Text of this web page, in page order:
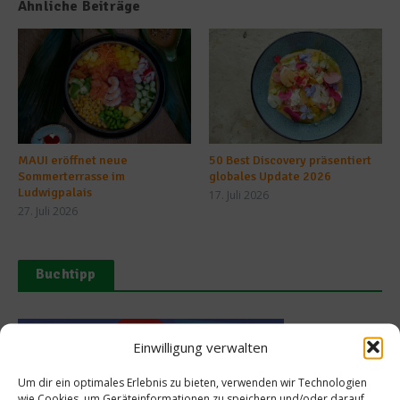
Einwilligung verwalten
Um dir ein optimales Erlebnis zu bieten, verwenden wir Technologien
Ähnliche Beiträge
MAUI eröffnet neue
Sommerterrasse im
Ludwigpalais
27. Juli 2026
50 Best Discovery präsentiert
globales Update 2026
17. Juli 2026
Buchtipp